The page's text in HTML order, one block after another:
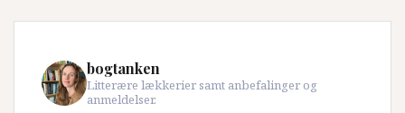
bogtanken
Litterære lækkerier samt anbefalinger og
anmeldelser.